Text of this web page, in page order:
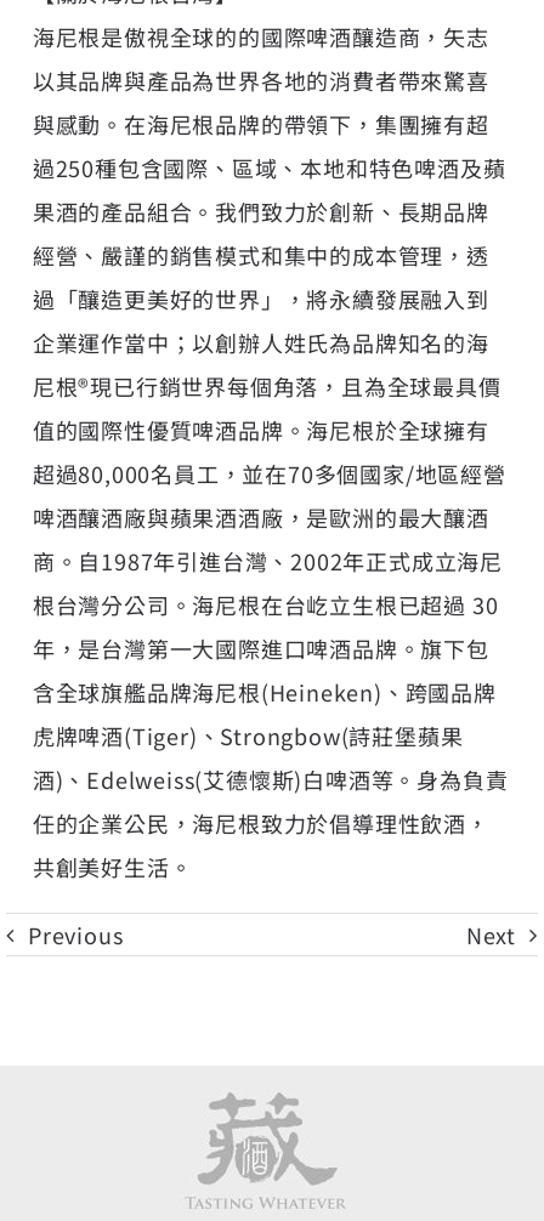
海尼根是傲視全球的的國際啤酒釀造商，矢志
以其品牌與產品為世界各地的消費者帶來驚喜
與感動。在海尼根品牌的帶領下，集團擁有超
過250種包含國際、區域、本地和特色啤酒及蘋
果酒的產品組合。我們致力於創新、長期品牌
經營、嚴謹的銷售模式和集中的成本管理，透
過「釀造更美好的世界」，將永續發展融入到
企業運作當中；以創辦人姓氏為品牌知名的海
尼根®現已行銷世界每個角落，且為全球最具價
值的國際性優質啤酒品牌。海尼根於全球擁有
超過80,000名員工，並在70多個國家/地區經營
啤酒釀酒廠與蘋果酒酒廠，是歐洲的最大釀酒
商。自1987年引進台灣、2002年正式成立海尼
根台灣分公司。海尼根在台屹立生根已超過 30
年，是台灣第一大國際進口啤酒品牌。旗下包
含全球旗艦品牌海尼根(Heineken)、跨國品牌
虎牌啤酒(Tiger)、Strongbow(詩莊堡蘋果
酒)、Edelweiss(艾德懷斯)白啤酒等。身為負責
任的企業公民，海尼根致力於倡導理性飲酒，
共創美好生活。
Previous Next